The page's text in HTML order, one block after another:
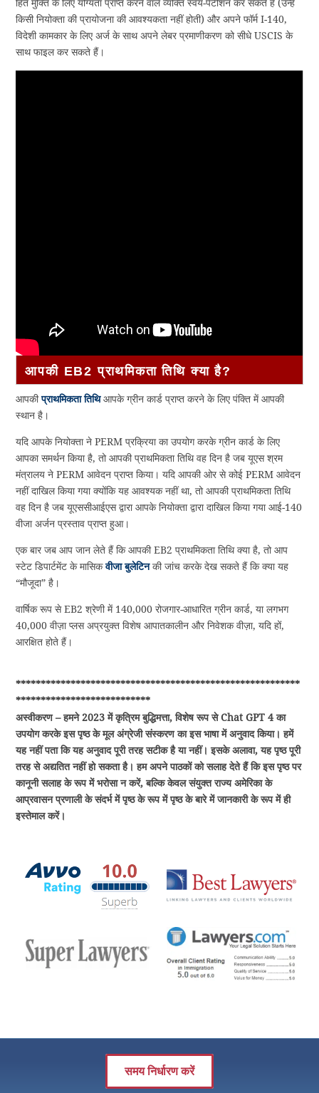
हित मुक्ति के लिए योग्यता प्राप्त करने वाले व्यक्ति स्वयं-पेटीशन कर सकते हैं (उन्हें
किसी नियोक्ता की प्रायोजना की आवश्यकता नहीं होती) और अपने फॉर्म I-140,
विदेशी कामकार के लिए अर्ज के साथ अपने लेबर प्रमाणीकरण को सीधे USCIS के
साथ फाइल कर सकते हैं।
आपकी EB2 प्राथमिकता तिथि क्या है?
आपकीप्राथमिकता तिथिआपके ग्रीन कार्ड प्राप्त करने के लिए पंक्ति में आपकी
स्थान है।
यदि आपके नियोक्ता ने PERM प्रक्रिया का उपयोग करके ग्रीन कार्ड के लिए
आपका समर्थन किया है, तो आपकी प्राथमिकता तिथि वह दिन है जब यूएस श्रम
मंत्रालय ने PERM आवेदन प्राप्त किया। यदि आपकी ओर से कोई PERM आवेदन
नहीं दाखिल किया गया क्योंकि यह आवश्यक नहीं था, तो आपकी प्राथमिकता तिथि
वह दिन है जब यूएससीआईएस द्वारा आपके नियोक्ता द्वारा दाखिल किया गया आई-140
वीजा अर्जन प्रस्ताव प्राप्त हुआ।
एक बार जब आप जान लेते हैं कि आपकी EB2 प्राथमिकता तिथि क्या है, तो आप
स्टेट डिपार्टमेंट के मासिकवीजा बुलेटिनकी जांच करके देख सकते हैं कि क्या यह
“मौजूदा” है।
वार्षिक रूप से EB2 श्रेणी में 140,000 रोजगार-आधारित ग्रीन कार्ड, या लगभग
40,000 वीज़ा प्लस अप्रयुक्त विशेष आपातकालीन और निवेशक वीज़ा, यदि हों,
आरक्षित होते हैं।
*********************************************************
***************************
अस्वीकरण – हमने 2023 में कृत्रिम बुद्धिमत्ता, विशेष रूप से Chat GPT 4 का
उपयोग करके इस पृष्ठ के मूल अंग्रेजी संस्करण का इस भाषा में अनुवाद किया। हमें
यह नहीं पता कि यह अनुवाद पूरी तरह सटीक है या नहीं। इसके अलावा, यह पृष्ठ पूरी
तरह से अद्यतित नहीं हो सकता है। हम अपने पाठकों को सलाह देते हैं कि इस पृष्ठ पर
कानूनी सलाह के रूप में भरोसा न करें, बल्कि केवल संयुक्त राज्य अमेरिका के
आप्रवासन प्रणाली के संदर्भ में पृष्ठ के रूप में पृष्ठ के बारे में जानकारी के रूप में ही
इस्तेमाल करें।
समय निर्धारण करें